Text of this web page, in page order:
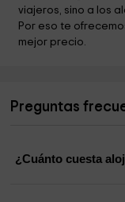
Fundación Virgen de
Iglesia de Santa
viajeros, sino a los
Por eso te
mejor precio.
Preguntas
¿Cuánto cuesta